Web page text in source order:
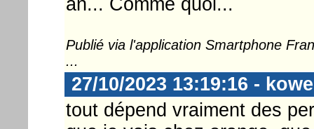
Publié via l'application Smartphone
...
27/10/2023 13:19:16 -
tout dépend vraiment des